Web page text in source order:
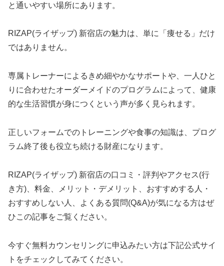
と通いやすい場所にあります。
RIZAP(ライザップ) 新宿店の魅力は、単に「痩せる」だけ
ではありません。
専属トレーナーによるきめ細やかなサポートや、一人ひと
りに合わせたオーダーメイドのプログラムによって、健康
的な生活習慣が身につくという声が多く見られます。
正しいフォームでのトレーニングや食事の知識は、プログ
ラム終了後も役立ち続ける財産になります。
RIZAP(ライザップ) 新宿店の口コミ・評判やアクセス(行
き方)、料金、メリット・デメリット、おすすめする人・
おすすめしない人、よくある質問(Q&A)が気になる方はぜ
ひこの記事をご覧ください。
今すぐ無料カウンセリングに申込みたい方は下記公式サイ
トをチェックしてみてください。